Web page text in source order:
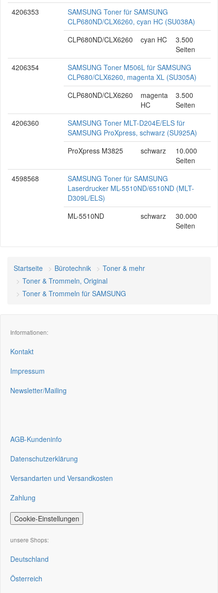
4206353
SAMSUNG Toner für SAMSUNG
CLP680ND/CLX6260, cyan HC (SU038A)
CLP680ND/CLX6260
cyan HC
3.500
Seiten
4206354
SAMSUNG Toner M506L für SAMSUNG
CLP680/CLX6260, magenta XL (SU305A)
CLP680ND/CLX6260
magenta
HC
3.500
Seiten
4206360
SAMSUNG Toner MLT-D204E/ELS für
SAMSUNG ProXpress, schwarz (SU925A)
ProXpress M3825
schwarz
10.000
Seiten
4598568
SAMSUNG Toner für SAMSUNG
Laserdrucker ML-5510ND/6510ND (MLT-
D309L/ELS)
ML-5510ND
schwarz
30.000
Seiten
Startseite Bürotechnik
Toner & mehr
Toner & Trommeln, Original
Toner & Trommeln für SAMSUNG
Informationen:
Kontakt
Impressum
Newsletter/Mailing
AGB-Kundeninfo
Datenschutzerklärung
Versandarten und Versandkosten
Zahlung
Cookie-Einstellungen
unsere Shops:
Deutschland
Österreich